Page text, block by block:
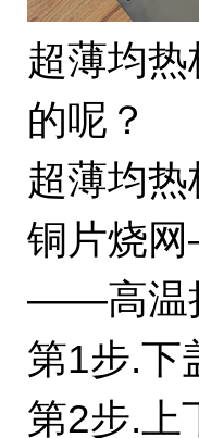
超薄均
的呢？
超薄均
铜片烧
——高温
第1步.下
第2步.上